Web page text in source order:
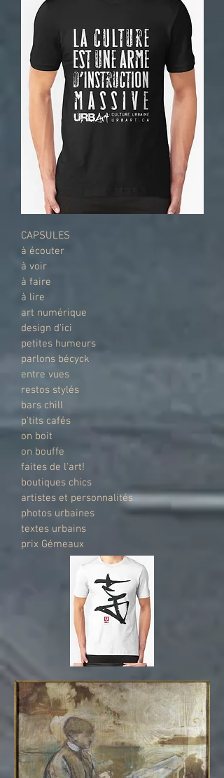
CAPSULES
à écouter
à voir
à faire
à lire
art numérique
design d'ici
petites humeurs
parlons bécyck
entre vues
restos stylés
bars chill
p'tits cafés
on boit
on bouffe
faites de l'art!
boutiques chics
artistes et personnalités
photos urbaines
textes urbains
prix Gémeaux